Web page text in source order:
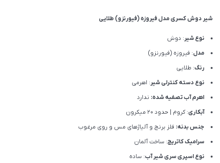
شیر دوش کسری مدل فیروزه (فیورنزو) طلایی
نوع شیر: دوش
مدل: فیروزه (فیورنزو)
رنگ: طلایی
نوع دسته کنترلی شیر: اهرمی
اهرم آب تصفیه شده: ندارد
آبکاری: کروم | حدود 20 میکرون
جنس بدنه: فلز برنج و آلیاژهای مس و روی مرغوب
سرامیک کاتریج: ساخت آلمان
نوع اسپری سری شیر آب: ساده